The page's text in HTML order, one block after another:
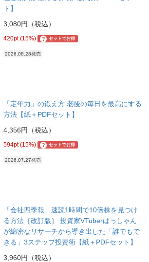
ト】
3,080円（税込）
420pt (15%) ? セットでお得
2026.08.28発売
「定年力」の鍛え方 老後の毎日を最高にする
方法【紙＋PDFセット】
4,356円（税込）
594pt (15%) ? セットでお得
2026.07.27発売
「会社四季報」速読1時間で10倍株を見つけ
る方法［改訂版］ 投資家VTuberはっしゃん
が綿密なリサーチから導き出した「誰でもで
きる」3ステップ投資術【紙＋PDFセット】
3,960円（税込）